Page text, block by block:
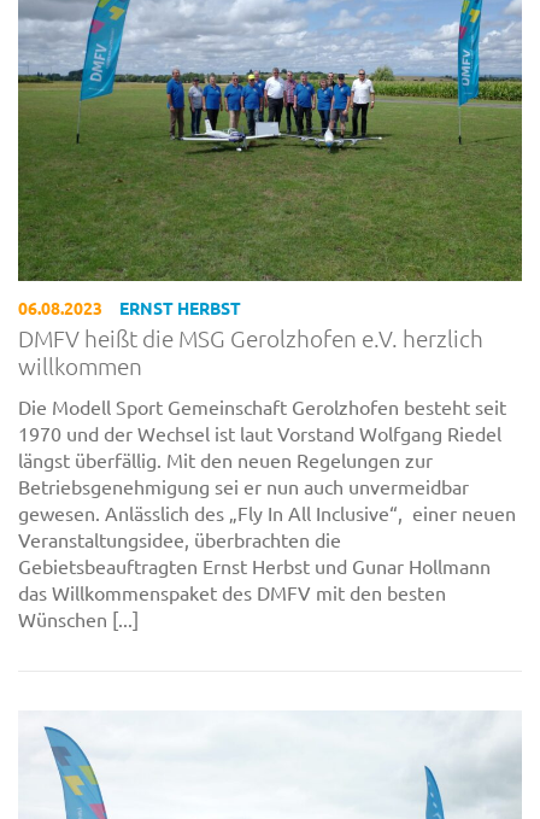
06.08.2023 ERNST HERBST
DMFV heißt die MSG Gerolzhofen e.V. herzlich
willkommen
Die Modell Sport Gemeinschaft Gerolzhofen besteht seit
1970 und der Wechsel ist laut Vorstand Wolfgang Riedel
längst überfällig. Mit den neuen Regelungen zur
Betriebsgenehmigung sei er nun auch unvermeidbar
gewesen. Anlässlich des „Fly In All Inclusive“, einer neuen
Veranstaltungsidee, überbrachten die
Gebietsbeauftragten Ernst Herbst und Gunar Hollmann
das Willkommenspaket des DMFV mit den besten
Wünschen [...]